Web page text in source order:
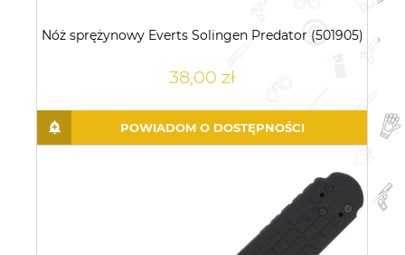
Nóż sprężynowy Everts Solingen Predator (501905)
38,00 zł
POWIADOM O DOSTĘPNOŚCI